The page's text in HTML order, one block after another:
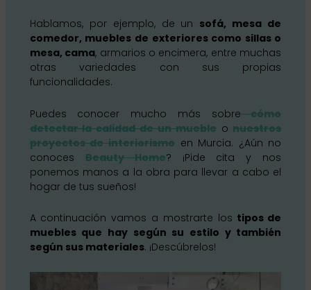
Hablamos, por ejemplo, de un sofá, mesa de
comedor, muebles de exteriores como sillas o
mesa, cama, armarios o encimera, entre muchas
otras variedades con sus propias
funcionalidades.
Puedes conocer mucho más sobrecómo
detectar la calidad de un muebleo nuestros
proyectos de interiorismoen Murcia. ¿Aún no
conoces Beauty Home? ¡Pide cita y nos
ponemos manos a la obra para llevar a cabo el
hogar de tus sueños!
A continuación vamos a mostrarte los tipos de
muebles que hay según su estilo y también
según sus materiales. ¡Descúbrelos!